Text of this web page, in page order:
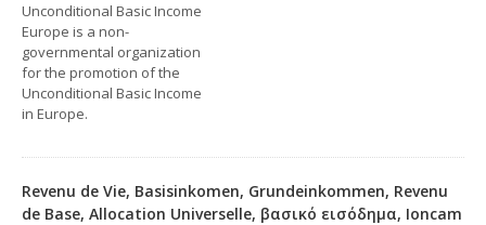
Unconditional Basic Income
Europe is a non-
governmental organization
for the promotion of the
Unconditional Basic Income
in Europe.
Revenu de Vie, Basisinkomen, Grundeinkommen, Revenu
de Base, Allocation Universelle, βασικό εισόδημα, Ioncam